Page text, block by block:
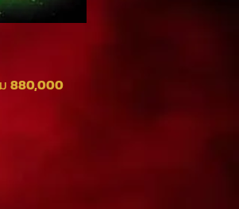
880,000